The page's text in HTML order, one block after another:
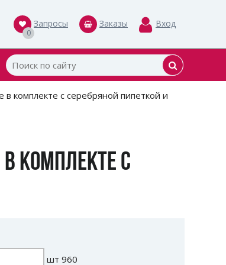
0
Запросы Заказы Вход
комплекте с серебряной пипеткой и
КОМПЛЕКТЕ С
шт 960